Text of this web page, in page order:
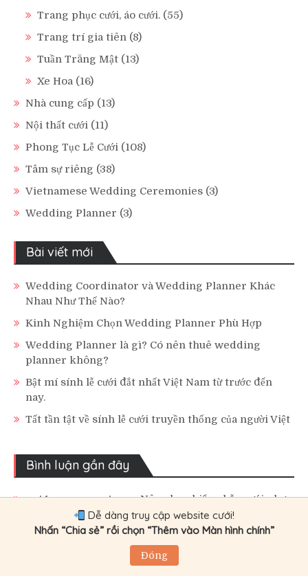
Trang phục cưới, áo cưới. (55)
Trang trí gia tiên (8)
Tuần Trăng Mật (13)
Xe Hoa (16)
Nhà cung cấp (13)
Nội thất cưới (11)
Phong Tục Lễ Cưới (108)
Tâm sự riêng (38)
Vietnamese Wedding Ceremonies (3)
Wedding Planner (3)
Bài viết mới
Wedding Coordinator và Wedding Planner Khác
Nhau Như Thế Nào?
Kinh Nghiệm Chọn Wedding Planner Phù Hợp
Wedding Planner là gì? Có nên thuê wedding
planner không?
Bật mí sính lễ cưới đắt nhất Việt Nam từ trước đến
nay.
Tất tần tật về sính lễ cưới truyền thống của người Việt
Bình luận gần đây
get4gamescomtrongNên chọn kiểu nhẫn cưới như
thế nào thì hợp lý.
son dakika habertrong
Nên chọn kiểu nhẫn cưới
như thế nào thì hợp lý.
Dễ dàng truy cập website cưới!
Nhấn “Chia sẻ” rồi chọn “Thêm vào Màn hình chính”
Đóng